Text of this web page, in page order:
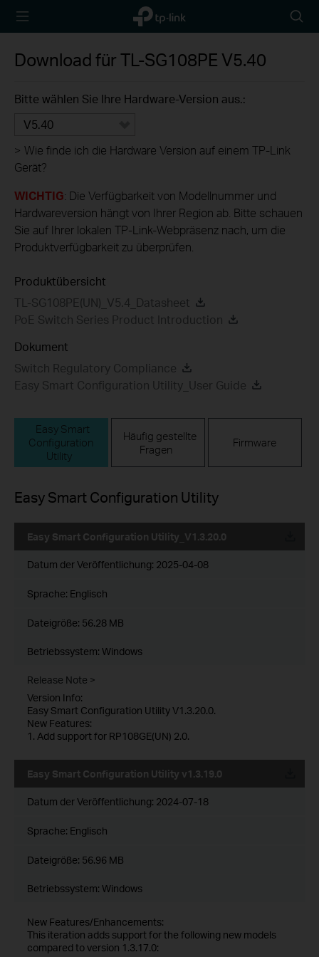
TP-Link,
Reliably
icon
Download fürTL-SG108PE V5.40
Bitte wählen Sie Ihre Hardware-Version aus.:
V5.40
> Wie finde ich die Hardware Version auf einem TP-Link
Gerät?
WICHTIG: Die Verfügbarkeit von Modellnummer und
Hardwareversion hängt von Ihrer Region ab. Bitte schauen
Sie auf Ihrer lokalen TP-Link-Webpräsenz nach, um die
Produktverfügbarkeit zu überprüfen.
Produktübersicht
TL-SG108PE(UN)_V5.4_Datasheet
PoE Switch Series Product Introduction
Dokument
Switch Regulatory Compliance
Easy Smart Configuration Utility_User Guide
Easy Smart
Configuration
Utility
Häufig gestellte
Fragen
Firmware
Easy Smart Configuration Utility
Easy Smart Configuration Utility_V1.3.20.0
Datum der Veröffentlichung: 2025-04-08
Sprache: Englisch
Dateigröße: 56.28 MB
Betriebssystem: Windows
Release Note >
Version Info:
Easy Smart Configuration Utility V1.3.20.0.
New Features:
1. Add support for RP108GE(UN) 2.0.
Easy Smart Configuration Utility v1.3.19.0
Datum der Veröffentlichung: 2024-07-18
Sprache: Englisch
Dateigröße: 56.96 MB
Betriebssystem: Windows
New Features/Enhancements:
This iteration adds support for the following new models
compared to version 1.3.17.0: